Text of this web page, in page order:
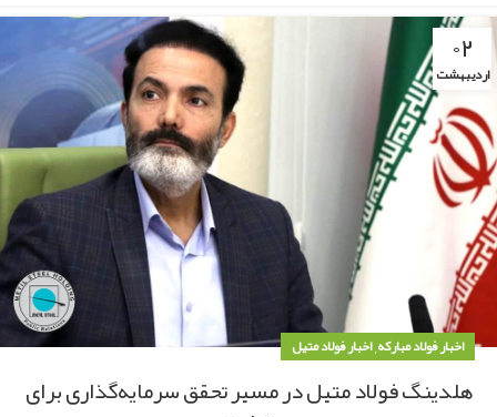
۰۲
اردیبهشت
اخبار فولاد مبارکه,اخبار فولاد متیل
هلدینگ فولاد متیل در مسیر تحقق سرمایه‌گذاری برای